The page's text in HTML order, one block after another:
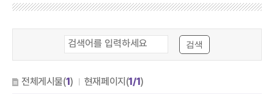
검색
전체게시물(1) 현재페이지(1/1)